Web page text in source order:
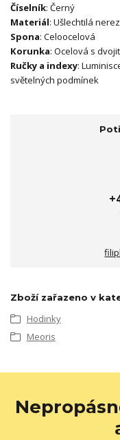
Číselník: Černý
Materiál: Ušlechtilá
Spona: Celoocelová
Korunka: Ocelová s
Ručky a indexy:
světelných podmínek
Zboží zařazeno v
Hodinky
Meoris